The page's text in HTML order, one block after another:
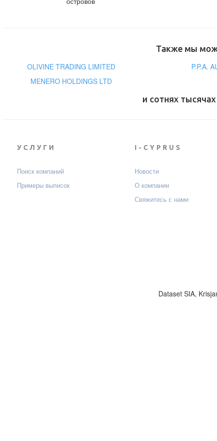
Также мы
OLIVINE TRADING LIMITED
P.P.A.
MENERO HOLDINGS LTD
и сотнях
УСЛУГИ
Поиск компаний
Примеры выписок
I-CYPRUS
Новости
О компании
Свяжитесь с нами
Dataset SIA,